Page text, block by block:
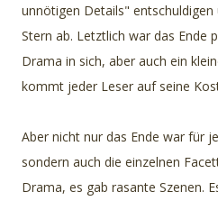
unnötigen Details" entschuldigen
Stern ab. Letztlich war das Ende
Drama in sich, aber auch ein
kommt jeder Leser auf seine
Aber nicht nur das Ende war für
sondern auch die einzelnen
Drama, es gab rasante Szenen.